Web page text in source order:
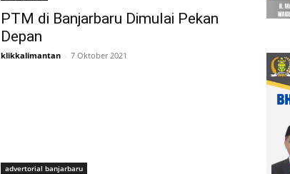
PTM di Banjarbaru Dimulai Pekan
Depan
klikkalimantan - 7 Oktober 2021
advertorial banjarbaru